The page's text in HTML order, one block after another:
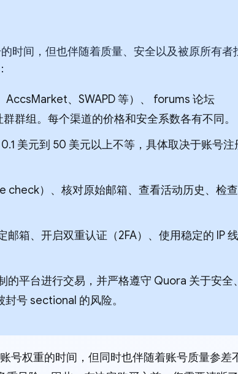
时间，但也伴随着质量、安全以及被原所有者
AccsMarket、SWAPD 等）、 forums 论坛
群组。每个渠道的价格和安全系数各有不同。
美元到 50 美元以上不等，具体取决于账号注
check）、核对原始邮箱、查看活动历史、检
邮箱、开启双重认证（2FA）、使用稳定的 IP
的平台进行交易，并严格遵守 Quora 关于安全、
号 sectional 的风险。
号权重的时间，但同时也伴随着账号质量参差